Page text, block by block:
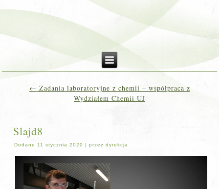
← Zadania laboratoryjne z chemii – współpraca z
Wydziałem Chemii UJ
Slajd8
Dodane 11 stycznia 2020 |przez dyrekcja